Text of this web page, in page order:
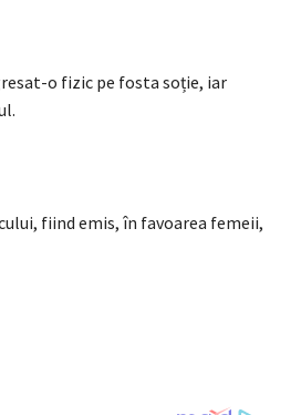
o fizic pe fosta soție, iar
fiind emis, în favoarea femeii,